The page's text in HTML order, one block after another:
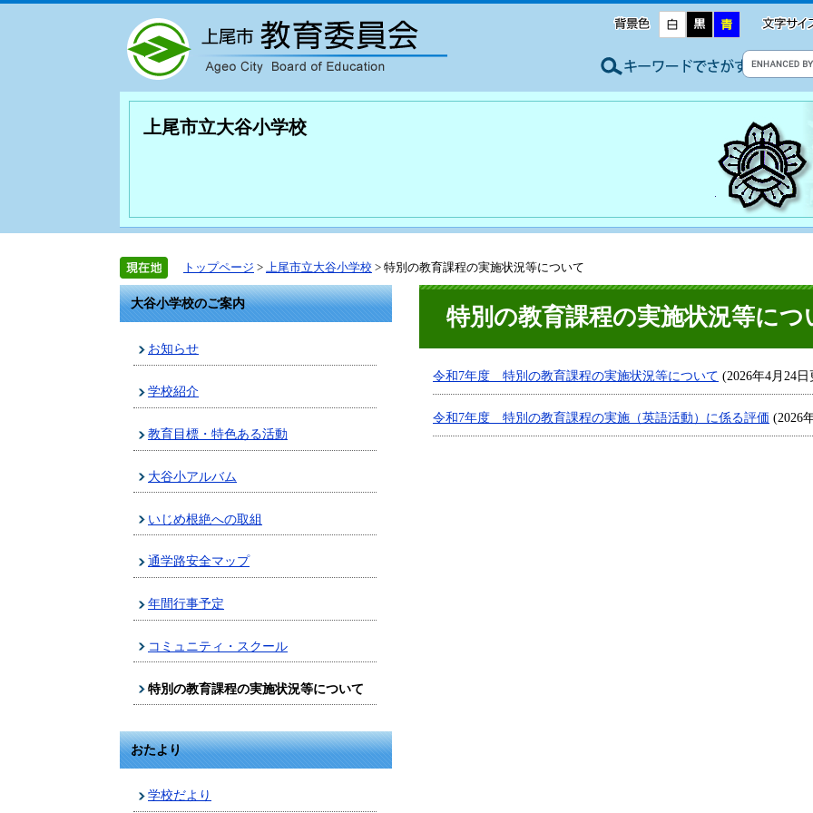
上尾市立大谷小学校
トップページ > 上尾市立大谷小学校 > 特別の教育課程の実施状況等について
大谷小学校のご案内
お知らせ
学校紹介
教育目標・特色ある活動
大谷小アルバム
いじめ根絶への取組
通学路安全マップ
年間行事予定
コミュニティ・スクール
特別の教育課程の実施状況等について
おたより
学校だより
特別の教育課程の実施状況等につ
令和7年度 特別の教育課程の実施状況等について (2026年4月24日
令和7年度 特別の教育課程の実施（英語活動）に係る評価 (2026